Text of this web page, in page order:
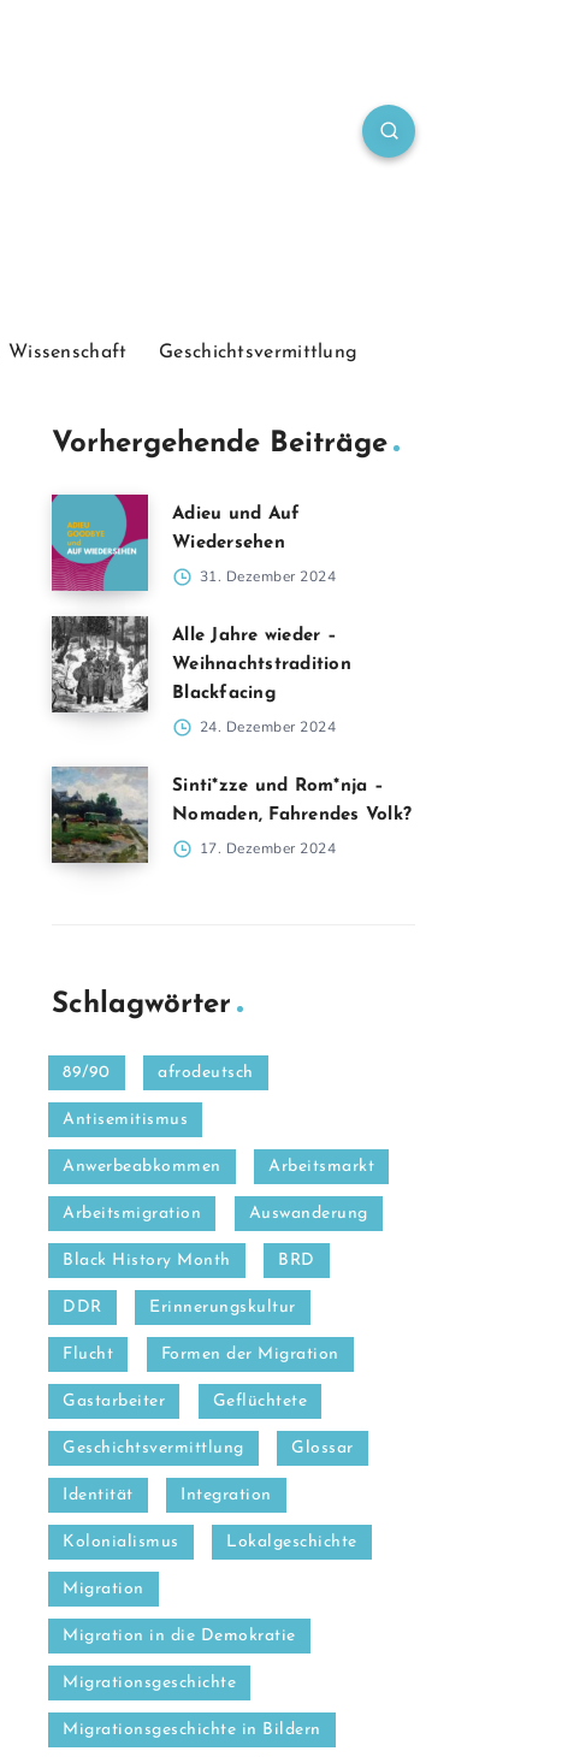
Wissenschaft Geschichtsvermittlung
Vorhergehende Beiträge
Adieu und Auf
Wiedersehen
31. Dezember 2024
Alle Jahre wieder –
Weihnachtstradition
Blackfacing
24. Dezember 2024
Sinti*zze und Rom*nja –
Nomaden, Fahrendes Volk?
17. Dezember 2024
Schlagwörter
89/90 afrodeutsch
Antisemitismus
Anwerbeabkommen Arbeitsmarkt
Arbeitsmigration Auswanderung
Black History Month BRD
DDR Erinnerungskultur
Flucht Formen der Migration
Gastarbeiter Geflüchtete
Geschichtsvermittlung Glossar
Identität Integration
Kolonialismus Lokalgeschichte
Migration
Migration in die Demokratie
Migrationsgeschichte
Migrationsgeschichte in Bildern